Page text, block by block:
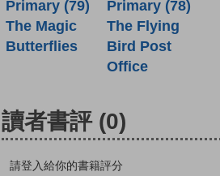
Primary (79)
The Magic
Butterflies
Primary (78)
The Flying
Bird Post
Office
讀者書評 (0)
請登入給你的書籍評分